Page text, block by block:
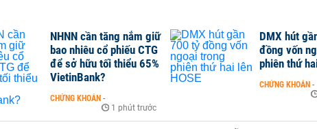
NHNN cần tăng nắm giữ
bao nhiêu cổ phiếu CTG
để sở hữu tối thiểu 65%
VietinBank?
CHỨNG KHOÁN -
1 phút trước
DMX hút
đồng vốn
phiên thứ
CHỨNG KHOÁN -